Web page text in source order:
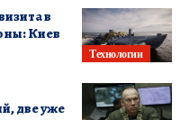
Технологии
в
Киев
две уже